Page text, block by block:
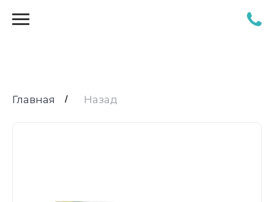
Главная / Назад